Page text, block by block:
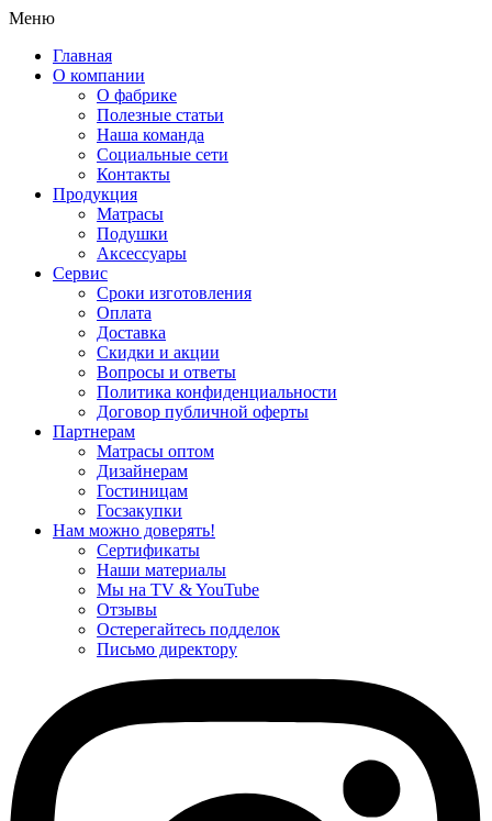
Меню
Главная
О компании
О фабрике
Полезные статьи
Наша команда
Социальные сети
Контакты
Продукция
Матрасы
Подушки
Аксессуары
Сервис
Сроки изготовления
Оплата
Доставка
Скидки и акции
Вопросы и ответы
Политика конфиденциальности
Договор публичной оферты
Партнерам
Матрасы оптом
Дизайнерам
Гостиницам
Госзакупки
Нам можно доверять!
Сертификаты
Наши материалы
Мы на TV & YouTube
Отзывы
Остерегайтесь подделок
Письмо директору